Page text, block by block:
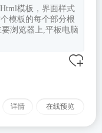
模板，界面样式
模板的每个部分根
浏览器上,平板电脑
详情 在线预览